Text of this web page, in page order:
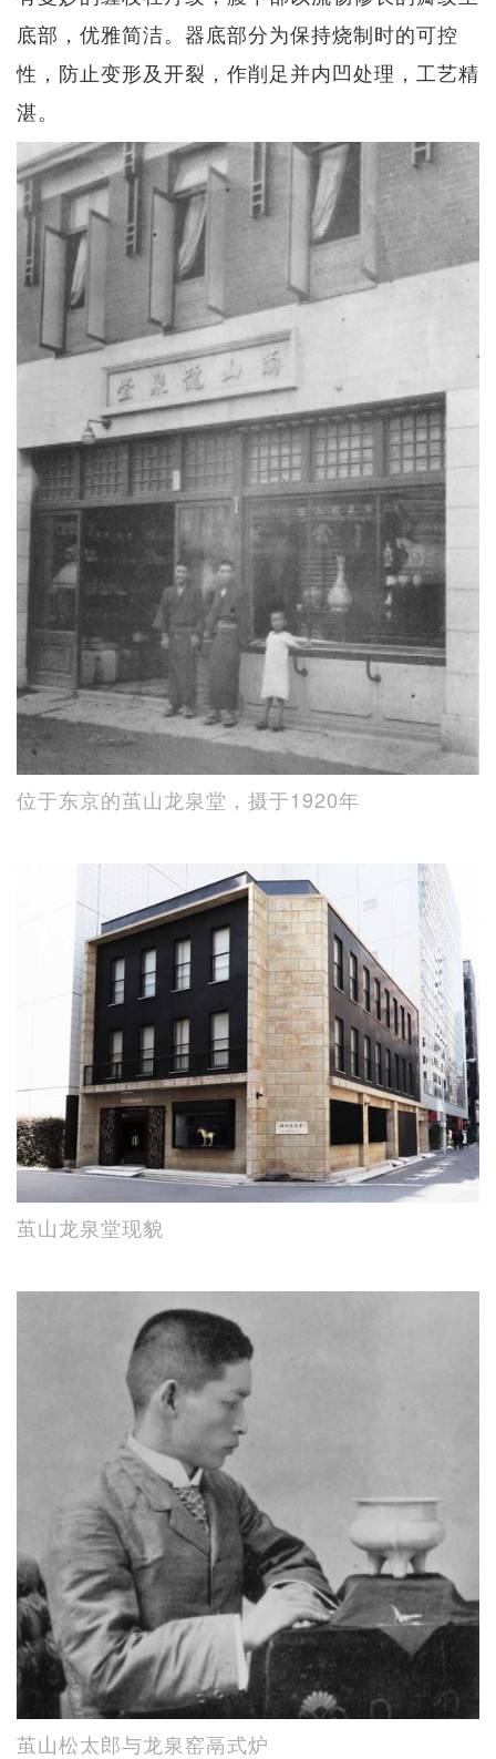
底部，优雅简洁。器底部分为保持烧制时的可控
性，防止变形及开裂，作削足并内凹处理，工艺精
湛。
位于东京的茧山龙泉堂，摄于1920年
茧山龙泉堂现貌
茧山松太郎与龙泉窑鬲式炉